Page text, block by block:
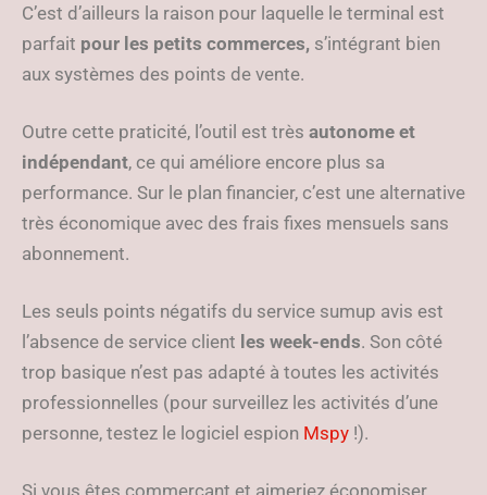
C’est d’ailleurs la raison pour laquelle le terminal est
parfait pour les petits commerces, s’intégrant bien
aux systèmes des points de vente.
Outre cette praticité, l’outil est très autonome et
indépendant, ce qui améliore encore plus sa
performance. Sur le plan financier, c’est une alternative
très économique avec des frais fixes mensuels sans
abonnement.
Les seuls points négatifs du service sumup avis est
l’absence de service client les week-ends. Son côté
trop basique n’est pas adapté à toutes les activités
professionnelles (pour surveillez les activités d’une
personne, testez le logiciel espion Mspy !).
Si vous êtes commerçant et aimeriez économiser